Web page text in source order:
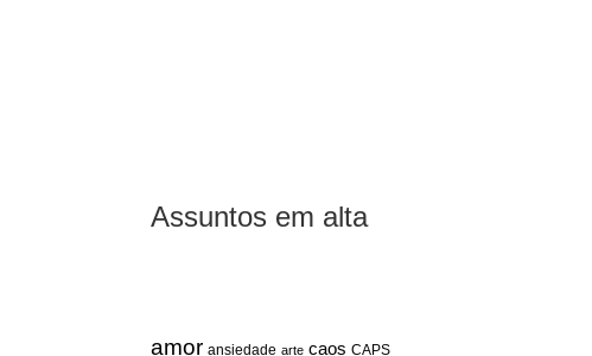
Assuntos em alta
amor ansiedade arte caos CAPS